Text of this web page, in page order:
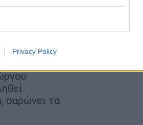
Privacy Policy
BAFTA
σαρώνει τα